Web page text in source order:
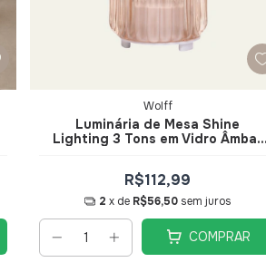
Wolff
Luminária de Mesa Shine
Lighting 3 Tons em Vidro Âmbar
R$112,99
2 x de R$56,50 sem juros
COMPRAR